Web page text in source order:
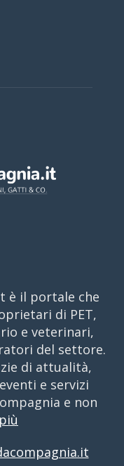
è il portale che
di PET,
e veterinari,
del settore.
di attualità,
e servizi
e non